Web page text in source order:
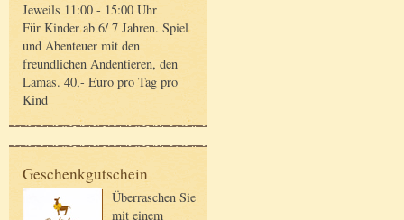
Jeweils 11:00 - 15:00 Uhr
Für Kinder ab 6/ 7 Jahren. Spiel
und Abenteuer mit den
freundlichen Andentieren, den
Lamas. 40,- Euro pro Tag pro
Kind
Geschenkgutschein
Überraschen Sie
mit einem